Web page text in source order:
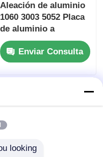
Aleación de aluminio
1060 3003 5052 Placa
de aluminio a
cuadros para pisos y
superficies de
seguridad de carga
pesada
Enviar Consulta
looking